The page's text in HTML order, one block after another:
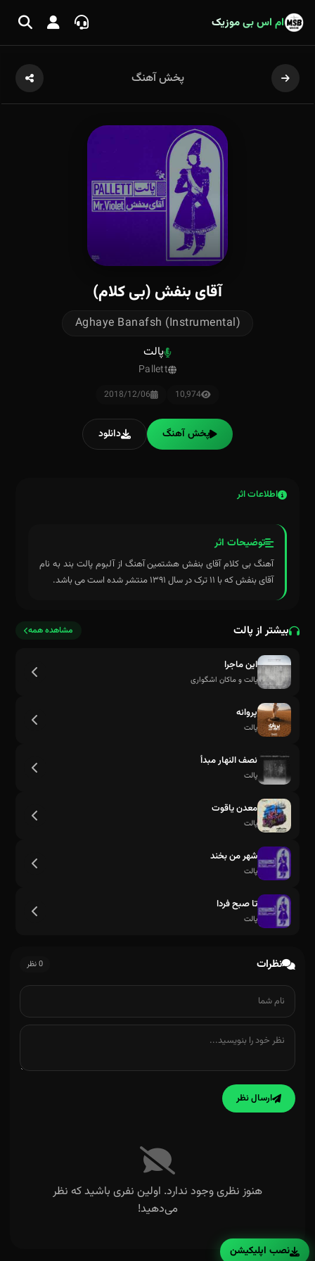
ام اس بی موزیک
پخش آهنگ
آقای بنفش (بی کلام)
Aghaye Banafsh (Instrumental)
پالت
Pallett
10,974
2018/12/06
پخش آهنگ دانلود
اطلاعات اثر
توضیحات اثر
آهنگ بی کلام آقای بنفش هشتمین آهنگ از آلبوم پالت بند به نام
آقای بنفش که با ۱۱ ترک در سال ۱۳۹۱ منتشر شده است می باشد.
بیشتر از پالت مشاهده همه
این ماجرا
پالت و ماکان اشگواری
پروانه
پالت
نصف النهار مبدأ
پالت
معدن یاقوت
پالت
شهر من بخند
پالت
تا صبح فردا
پالت
نظرات 0 نظر
ارسال نظر
هنوز نظری وجود ندارد. اولین نفری باشید که نظر
می‌دهید!
نصب اپلیکیشن